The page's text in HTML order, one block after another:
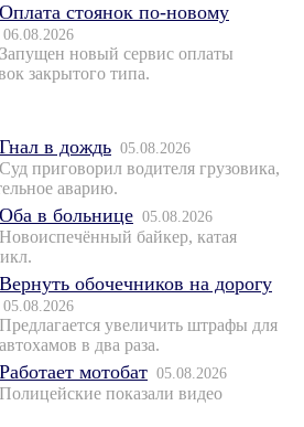
Оплата стоянок по-новому
06.08.2026
Запущен новый сервис оплаты
закрытого типа.
Гнал в дождь 05.08.2026
Суд приговорил водителя грузовика,
аварию.
Оба в больнице 05.08.2026
Новоиспечённый байкер, катая
Вернуть обочечников на дорогу
05.08.2026
Предлагается увеличить штрафы для
автохамов в два раза.
Работает мотобат 05.08.2026
Полицейские показали видео